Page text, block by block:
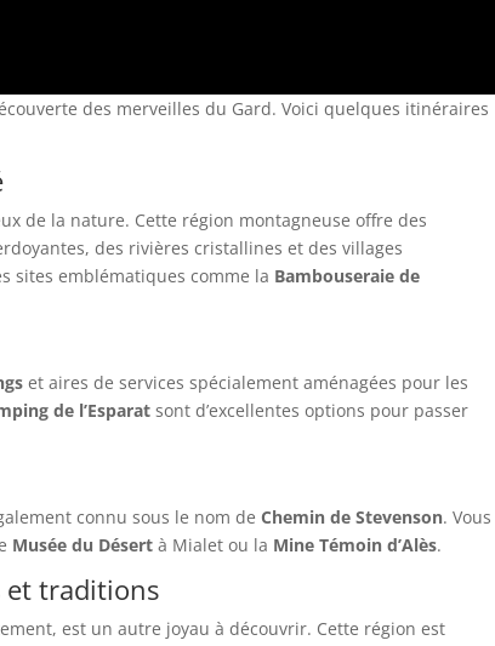
des merveilles du Gard. Voici quelques itinéraires
de la nature. Cette région montagneuse offre des
des rivières cristallines et des villages
sites emblématiques comme la Bambouseraie de
et aires de services spécialement aménagées pour les
de l’Esparatsont d’excellentes options pour passer
connu sous le nom de Chemin de Stevenson. Vous
Musée du Désertà Mialet ou la Mine Témoin d’Alès.
et traditions
est un autre joyau à découvrir. Cette région est